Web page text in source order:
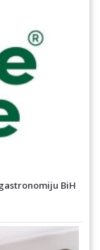
BiH